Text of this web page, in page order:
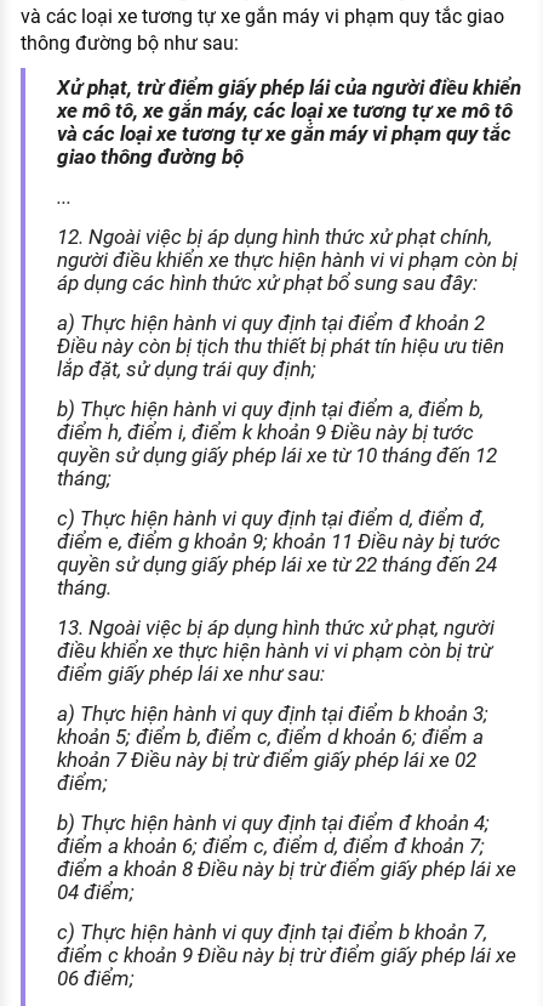
và các loại xe tương tự xe gắn máy vi phạm quy tắc giao
thông đường bộ như sau:
Xử phạt, trừ điểm giấy phép lái của người điều khiển
xe mô tô, xe gắn máy, các loại xe tương tự xe mô tô
và các loại xe tương tự xe gắn máy vi phạm quy tắc
giao thông đường bộ
...
12. Ngoài việc bị áp dụng hình thức xử phạt chính,
người điều khiển xe thực hiện hành vi vi phạm còn bị
áp dụng các hình thức xử phạt bổ sung sau đây:
a) Thực hiện hành vi quy định tại điểm đ khoản 2
Điều này còn bị tịch thu thiết bị phát tín hiệu ưu tiên
lắp đặt, sử dụng trái quy định;
b) Thực hiện hành vi quy định tại điểm a, điểm b,
điểm h, điểm i, điểm k khoản 9 Điều này bị tước
quyền sử dụng giấy phép lái xe từ 10 tháng đến 12
tháng;
c) Thực hiện hành vi quy định tại điểm d, điểm đ,
điểm e, điểm g khoản 9; khoản 11 Điều này bị tước
quyền sử dụng giấy phép lái xe từ 22 tháng đến 24
tháng.
13. Ngoài việc bị áp dụng hình thức xử phạt, người
điều khiển xe thực hiện hành vi vi phạm còn bị trừ
điểm giấy phép lái xe như sau:
a) Thực hiện hành vi quy định tại điểm b khoản 3;
khoản 5; điểm b, điểm c, điểm d khoản 6; điểm a
khoản 7 Điều này bị trừ điểm giấy phép lái xe 02
điểm;
b) Thực hiện hành vi quy định tại điểm đ khoản 4;
điểm a khoản 6; điểm c, điểm d, điểm đ khoản 7;
điểm a khoản 8 Điều này bị trừ điểm giấy phép lái xe
04 điểm;
c) Thực hiện hành vi quy định tại điểm b khoản 7,
điểm c khoản 9 Điều này bị trừ điểm giấy phép lái xe
06 điểm;